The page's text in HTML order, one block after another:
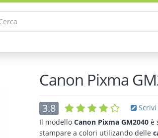
Canon Pixma
3.8
Il modello Canon Pixma GM2040 è
stampare a colori utilizando delle